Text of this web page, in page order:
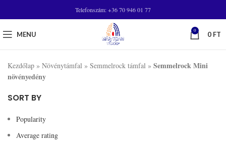
Telefonszám: +36 70 946 01 77
MENU 0 0 FT
Kezdőlap » Növénytámfal » Semmelrock támfal » Semmelrock Mini
növényedény
SORT BY
Popularity
Average rating